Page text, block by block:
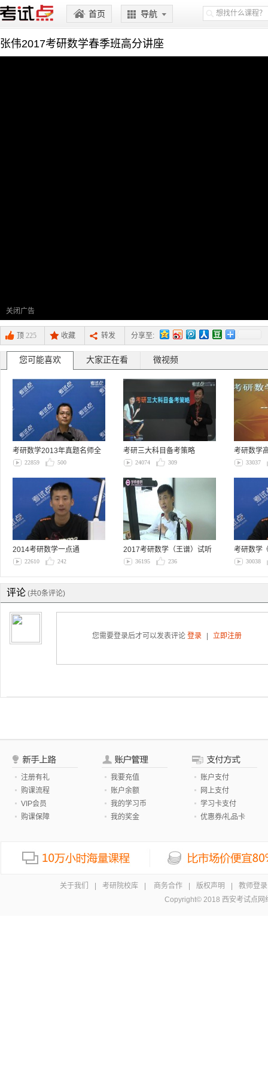
首页 导航
张伟2017考研数学春季班高分讲座
关闭广告
顶 225 收藏 转发 分享至:
您可能喜欢 大家正在看 微视频
考研数学2013年真题名师全
解（数学一…
22859 500
考研三大科目备考策略
24074 309
考研数学
33037
2014考研数学一点通
22610 242
2017考研数学（王谱）试听
课系列二【…
36195 236
考研数学
全攻略
30038
评论 (共0条评论)
您需要登录后才可以发表评论 登录 立即注册
注册有礼
购课流程
VIP会员
购课保障
我要充值
账户余额
我的学习币
我的奖金
账户支付
网上支付
学习卡支付
优惠券/礼品卡
关于我们 考研院校库 商务合作 版权声明
教师登录
Copyright© 2018 西安考试点网